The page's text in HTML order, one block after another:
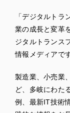
「デジタルト
業の成長と変革
ジタルトランス
情報メディアです
製造業、小売業
ど、多岐にわた
例、最新IT技術